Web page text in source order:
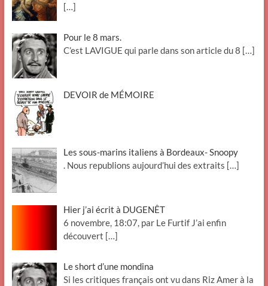
[…]
Pour le 8 mars.
C’est LAVIGUE qui parle dans son article du 8 […]
DEVOIR de MÉMOIRE
Les sous-marins italiens à Bordeaux- Snoopy
. Nous republions aujourd’hui des extraits […]
Hier j’ai écrit à DUGENÊT
6 novembre, 18:07, par Le Furtif J’ai enfin
découvert […]
Le short d’une mondina
Si les critiques français ont vu dans Riz Amer à la